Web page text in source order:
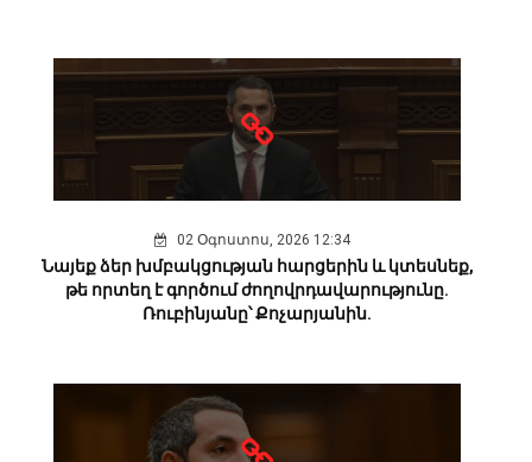
02 Օգոստոս, 2026 12:34
Նայեք ձեր խմբակցության հարցերին և կտեսնեք,
թե որտեղ է գործում ժողովրդավարությունը.
Ռուբինյանը՝ Քոչարյանին.